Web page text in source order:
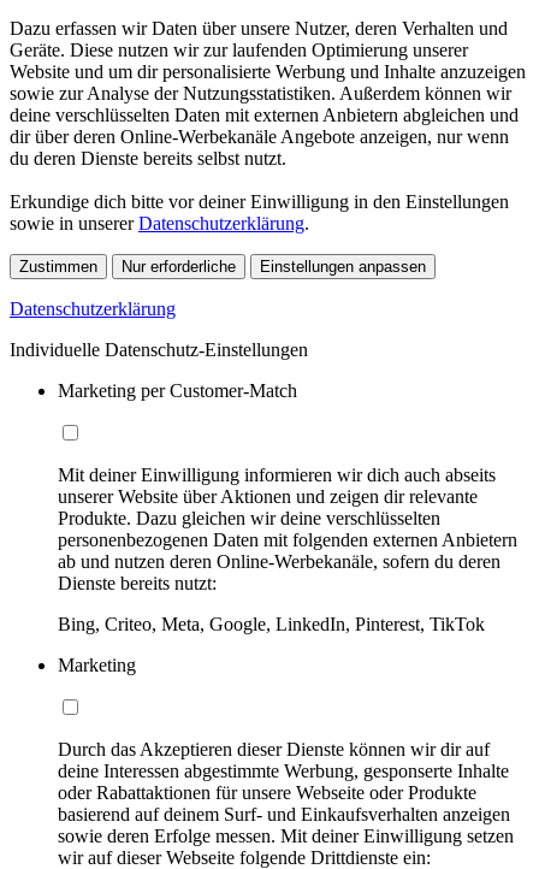
Dazu erfassen wir Daten über unsere Nutzer, deren Verhalten und
Geräte. Diese nutzen wir zur laufenden Optimierung unserer
Website und um dir personalisierte Werbung und Inhalte anzuzeigen
sowie zur Analyse der Nutzungsstatistiken. Außerdem können wir
deine verschlüsselten Daten mit externen Anbietern abgleichen und
dir über deren Online-Werbekanäle Angebote anzeigen, nur wenn
du deren Dienste bereits selbst nutzt.
Erkundige dich bitte vor deiner Einwilligung in den Einstellungen
sowie in unsererDatenschutzerklärung.
Zustimmen Nur erforderliche Einstellungen anpassen
Datenschutzerklärung
Individuelle Datenschutz-Einstellungen
Marketing per Customer-Match
Mit deiner Einwilligung informieren wir dich auch abseits
unserer Website über Aktionen und zeigen dir relevante
Produkte. Dazu gleichen wir deine verschlüsselten
personenbezogenen Daten mit folgenden externen Anbietern
ab und nutzen deren Online-Werbekanäle, sofern du deren
Dienste bereits nutzt:
Bing, Criteo, Meta, Google, LinkedIn, Pinterest, TikTok
Marketing
Durch das Akzeptieren dieser Dienste können wir dir auf
deine Interessen abgestimmte Werbung, gesponserte Inhalte
oder Rabattaktionen für unsere Webseite oder Produkte
basierend auf deinem Surf- und Einkaufsverhalten anzeigen
sowie deren Erfolge messen. Mit deiner Einwilligung setzen
wir auf dieser Webseite folgende Drittdienste ein: